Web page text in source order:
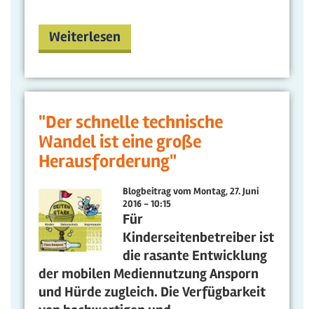
Weiterlesen
"Der schnelle technische
Wandel ist eine große
Herausforderung"
Blogbeitrag vom Montag, 27. Juni
2016 - 10:15
Für
Kinderseitenbetreiber ist
die rasante Entwicklung
der mobilen Mediennutzung Ansporn
und Hürde zugleich. Die Verfügbarkeit